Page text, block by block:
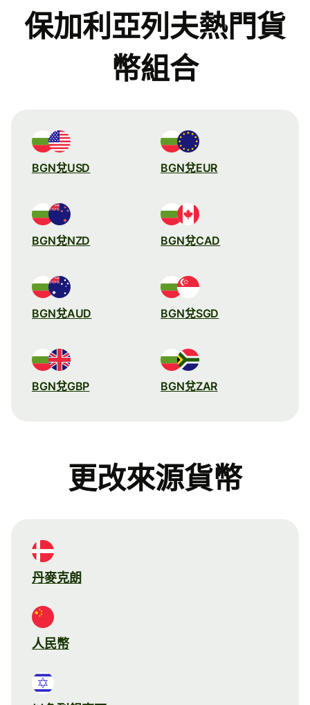
保加利亞列夫熱門貨
幣組合
BGN兌USD BGN兌EUR
BGN兌NZD BGN兌CAD
BGN兌AUD BGN兌SGD
BGN兌GBP BGN兌ZAR
更改來源貨幣
丹麥克朗
人民幣